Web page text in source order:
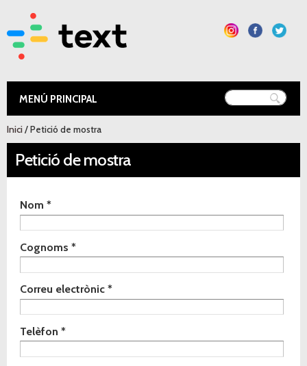
contingut
Text Educació
Esteu aquí
Inici/ Petició de mostra
Petició de mostra
Indica de quin material vols rebre la mostra
Nom*
Cognoms*
Correu electrònic*
Telèfon*